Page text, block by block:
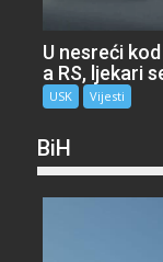
U nesreći
a RS, ljekari
USK Vijesti
BiH